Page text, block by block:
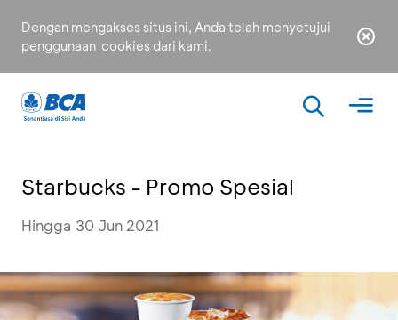
Dengan mengakses situs ini, Anda telah menyetujui
penggunaan cookies dari kami.
Starbucks - Promo Spesial
Hingga 30 Jun 2021